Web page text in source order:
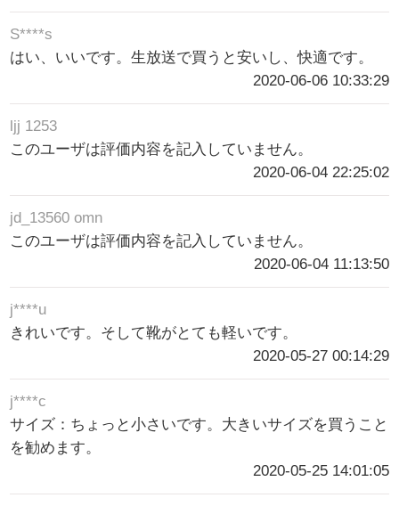
S****s
はい、いいです。生放送で買うと安いし、快適です。
2020-06-06 10:33:29
ljj 1253
このユーザは評価内容を記入していません。
2020-06-04 22:25:02
jd_13560 omn
このユーザは評価内容を記入していません。
2020-06-04 11:13:50
j****u
きれいです。そして靴がとても軽いです。
2020-05-27 00:14:29
j****c
サイズ：ちょっと小さいです。大きいサイズを買うこと
を勧めます。
2020-05-25 14:01:05